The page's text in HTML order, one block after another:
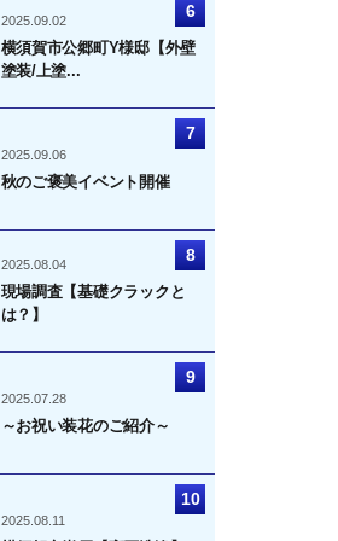
2025.09.02
横須賀市公郷町Y様邸【外壁
塗装/上塗...
2025.09.06
秋のご褒美イベント開催
2025.08.04
現場調査【基礎クラックと
は？】
2025.07.28
～お祝い装花のご紹介～
2025.08.11